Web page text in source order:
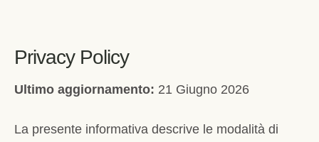
Privacy Policy
Ultimo aggiornamento: 21 Giugno 2026
La presente informativa descrive le modalità di